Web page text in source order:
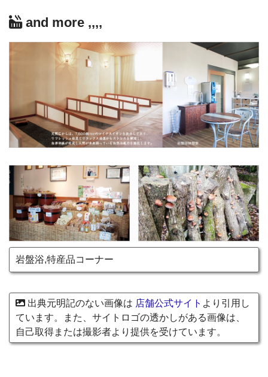
and more ,,,,
岩盤浴,特産品コーナー
出典元明記のない画像は 店舗公式サイト より引用し
ています。また、サイトロゴの透かしがある画像は、
自己取得または撮影者より提供を受けています。